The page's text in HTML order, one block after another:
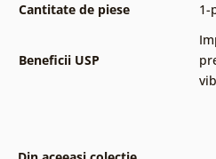
Cantitate de piese
1-
Beneficii USP